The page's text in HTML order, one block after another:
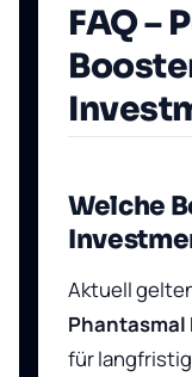
FAQ –
Welche
Aktuell
Phantasmal
für